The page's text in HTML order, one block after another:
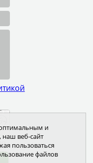
оптимальным и
наш веб-сайт
пользоваться
файлов